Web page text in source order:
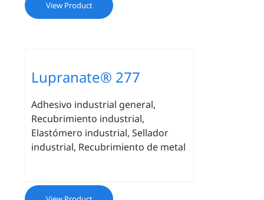
View Product
Lupranate® 277
Adhesivo industrial general,
Recubrimiento industrial,
Elastómero industrial, Sellador
industrial, Recubrimiento de metal